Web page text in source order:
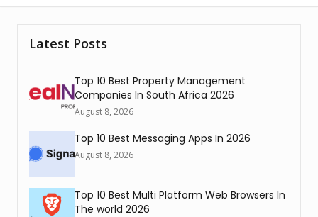
Latest Posts
Top 10 Best Property Management
Companies In South Africa 2026
August 8, 2026
Top 10 Best Messaging Apps In 2026
August 8, 2026
Top 10 Best Multi Platform Web Browsers In
The world 2026